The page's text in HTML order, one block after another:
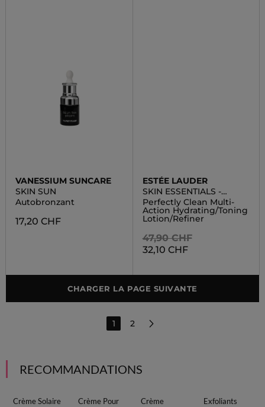
VANESSIUM SUNCARE
SKIN SUN
Autobronzant
17,20 CHF
ESTÉE LAUDER
SKIN ESSENTIALS -
LOTION
Perfectly Clean Multi-
Action Hydrating/Toning
Lotion/Refiner
47,90 CHF
32,10 CHF
CHARGER LA PAGE SUIVANTE
1 2
RECOMMANDATIONS
Crème Solaire
Crème Pour
Crème
Exfoliants